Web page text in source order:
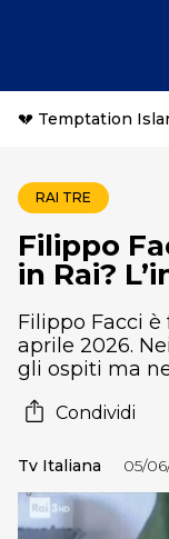
💔 Temptation
RAI TRE
Filippo
in Rai?
Filippo Facci è
aprile 2026.
gli ospiti ma
Condividi
Tv Italiana 05/